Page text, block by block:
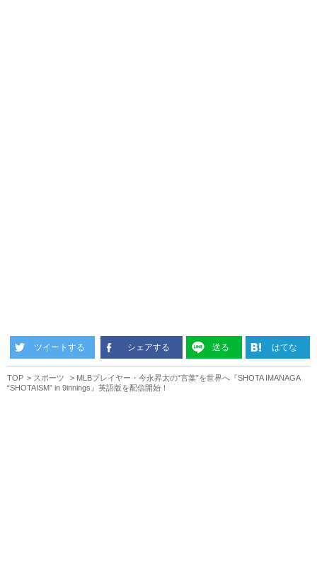
ツイートする シェアする 送る はてな
TOP スポーツ
MLBプレイヤー・今永昇太の“言葉”を世界へ『SHOTA IMANAGA
“SHOTAISM” in 9innings』英語版を配信開始！